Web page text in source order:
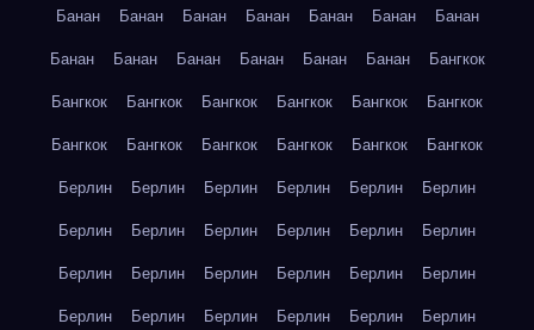
Банан
Банан Банан Банан Банан Банан
Банан
Банан
Банан Банан Банан Банан Банан
Бангкок
Бангкок
Бангкок Бангкок Бангкок Бангкок
Бангкок
Бангкок
Бангкок Бангкок Бангкок Бангкок
Бангкок
Берлин
Берлин Берлин Берлин Берлин
Берлин
Берлин
Берлин Берлин Берлин Берлин
Берлин
Берлин
Берлин Берлин Берлин Берлин
Берлин
Берлин
Берлин Берлин Берлин Берлин
Берлин